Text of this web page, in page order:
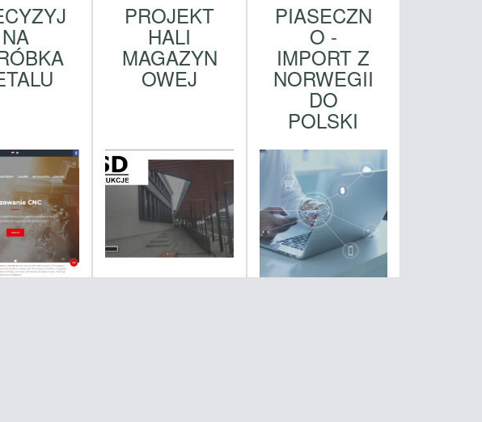
NA
PROJEKT
HALI
MAGAZYN
OWEJ
PIASECZN
O -
IMPORT Z
NORWEGII
DO
POLSKI